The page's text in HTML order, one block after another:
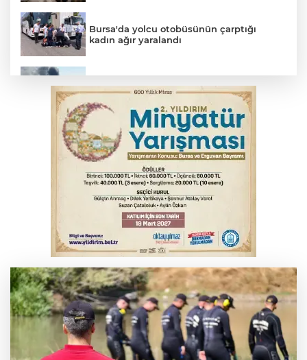
Bursa'da yolcu otobüsünün çarptığı
kadın ağır yaralandı
yangın
Polisin 'dur' ihtarına uymadı, ceza
duvarına tosladı
Uludağ İçecek, 1. FC Nürnberg’in resmi
sponsoru oldu
'Yeni nesil suç örgütlerine' dev operasyon